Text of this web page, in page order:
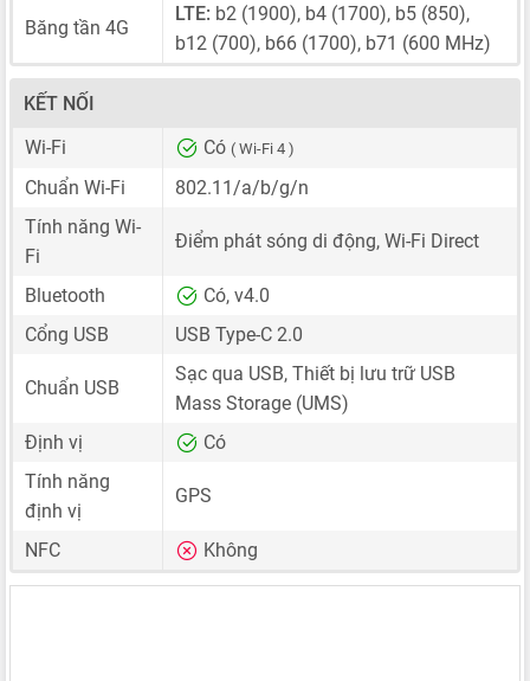
Băng tần 4G
LTE: b2 (1900), b4 (1700), b5 (850),
b12 (700), b66 (1700), b71 (600 MHz)
KẾT NỐI
Wi-Fi
Có ( Wi-Fi 4 )
Chuẩn Wi-Fi
802.11/a/b/g/n
Tính năng Wi-
Fi
Điểm phát sóng di động, Wi-Fi Direct
Bluetooth
Có, v4.0
Cổng USB
USB Type-C 2.0
Chuẩn USB
Sạc qua USB, Thiết bị lưu trữ USB
Mass Storage (UMS)
Định vị
Có
Tính năng
định vị
GPS
NFC Không